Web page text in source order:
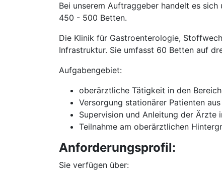
Bei unserem Auftraggeber handelt es
450 - 500 Betten.
Die Klinik für Gastroenterologie,
Infrastruktur. Sie umfasst 60 Betten auf
Aufgabengebiet:
oberärztliche Tätigkeit in den
Versorgung stationärer Patienten
Supervision und Anleitung der Ärzte
Teilnahme am oberärztlichen
Anforderungsprofil:
Sie verfügen über: